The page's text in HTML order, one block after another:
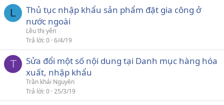
L
Thủ tục nhập khẩu sản phẩm đặt gia công ở
nước ngoài
Lều thị yến
Trả lời 0 6/4/19
T
Sửa đổi một số nội dung tại Danh mục hàng hóa
xuất, nhập khẩu
Trần khải Nguyên
Trả lời 0 25/3/19